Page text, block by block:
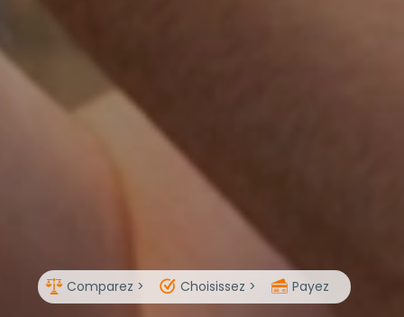
Comparez > Choisissez > Payez